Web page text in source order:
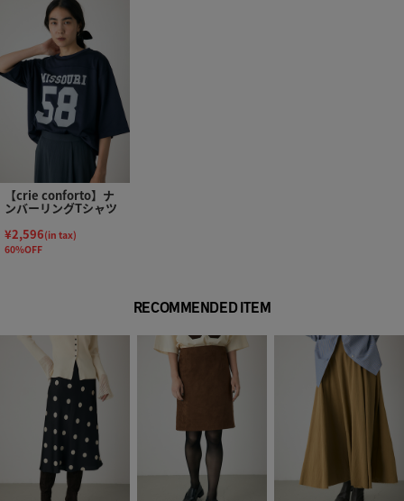
【crie conforto】ナ
ンバーリングTシャツ
¥2,596(in tax)
60%OFF
RECOMMENDED ITEM